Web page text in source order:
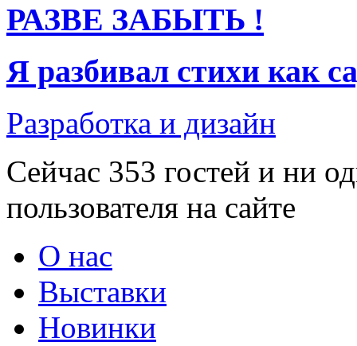
РАЗВЕ ЗАБЫТЬ !
Я разбивал стихи как
Разработка и дизайн
Сейчас 353 гостей и ни
пользователя на сайте
О нас
Выставки
Новинки